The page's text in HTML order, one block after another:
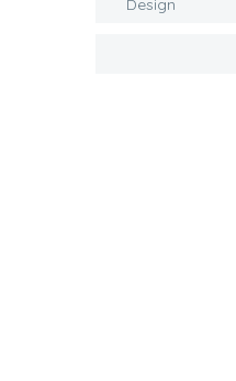
Design